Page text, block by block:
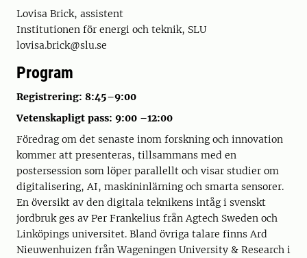
Lovisa Brick, assistent
Institutionen för energi och teknik, SLU
lovisa.brick@slu.se
Program
Registrering: 8:45–9:00
Vetenskapligt pass: 9:00 –12:00
Föredrag om det senaste inom forskning och innovation
kommer att presenteras, tillsammans med en
postersession som löper parallellt och visar studier om
digitalisering, AI, maskininlärning och smarta sensorer.
En översikt av den digitala teknikens intåg i svenskt
jordbruk ges av Per Frankelius från Agtech Sweden och
Linköpings universitet. Bland övriga talare finns Ard
Nieuwenhuizen från Wageningen University & Research i